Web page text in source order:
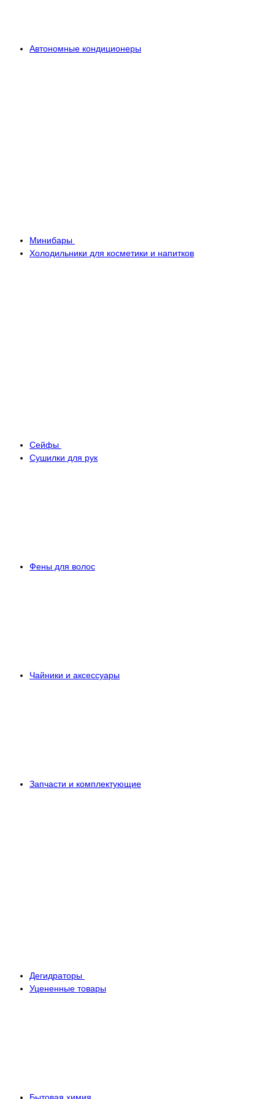
Автономные кондиционеры
Минибары
Холодильники для косметики и напитков
Сейфы
Сушилки для рук
Фены для волос
Чайники и аксессуары
Запчасти и комплектующие
Дегидраторы
Уцененные товары
Бытовая химия